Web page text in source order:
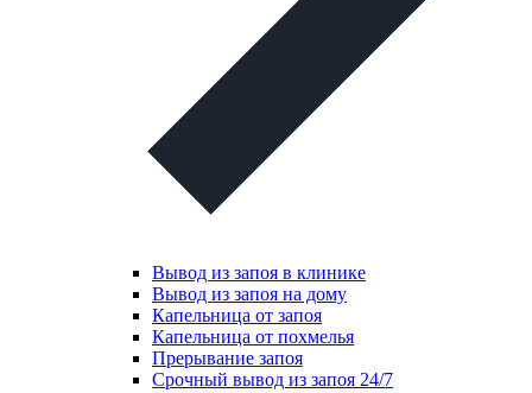
Вывод из запоя в клинике
Вывод из запоя на дому
Капельница от запоя
Капельница от похмелья
Прерывание запоя
Срочный вывод из запоя 24/7